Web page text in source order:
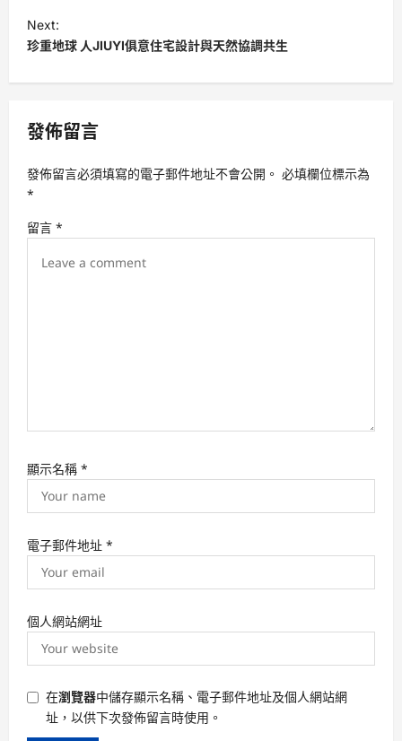
s
t
v
g
t
Next:
珍重地球 人JIUYI俱意住宅設計與天然協調共生
發佈留言
發佈留言必須填寫的電子郵件地址不會公開。 必填欄位標示為
*
留言 *
顯示名稱 *
電子郵件地址 *
個人網站網址
在瀏覽器中儲存顯示名稱、電子郵件地址及個人網站網
址，以供下次發佈留言時使用。